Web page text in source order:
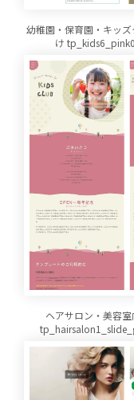
幼稚園・保育園・キッズ
け
ヘアサロン・美容室